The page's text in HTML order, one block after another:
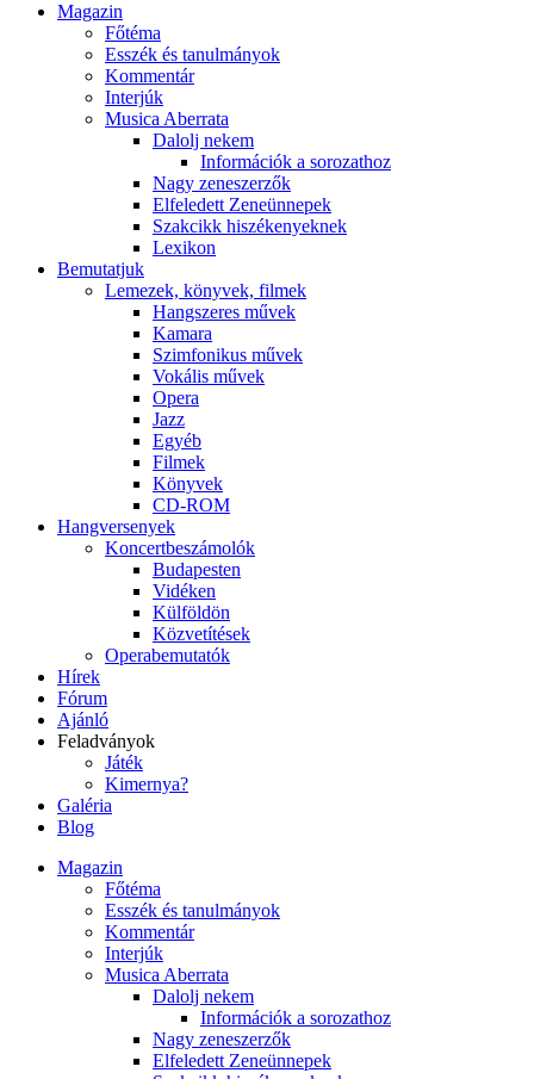
Magazin
Főtéma
Esszék és tanulmányok
Kommentár
Interjúk
Musica Aberrata
Dalolj nekem
Információk a sorozathoz
Nagy zeneszerzők
Elfeledett Zeneünnepek
Szakcikk hiszékenyeknek
Lexikon
Bemutatjuk
Lemezek, könyvek, filmek
Hangszeres művek
Kamara
Szimfonikus művek
Vokális művek
Opera
Jazz
Egyéb
Filmek
Könyvek
CD-ROM
Hangversenyek
Koncertbeszámolók
Budapesten
Vidéken
Külföldön
Közvetítések
Operabemutatók
Hírek
Fórum
Ajánló
Feladványok
Játék
Kimernya?
Galéria
Blog
Magazin
Főtéma
Esszék és tanulmányok
Kommentár
Interjúk
Musica Aberrata
Dalolj nekem
Információk a sorozathoz
Nagy zeneszerzők
Elfeledett Zeneünnepek